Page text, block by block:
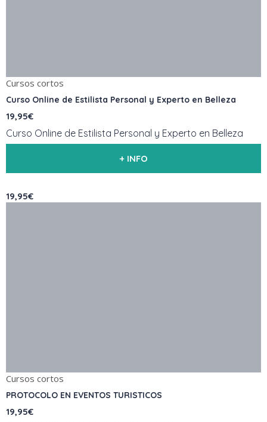
Cursos cortos
Curso Online de Estilista Personal y Experto en Belleza
19,95€
Curso Online de Estilista Personal y Experto en Belleza
+ INFO
19,95€
Cursos cortos
PROTOCOLO EN EVENTOS TURISTICOS
19,95€